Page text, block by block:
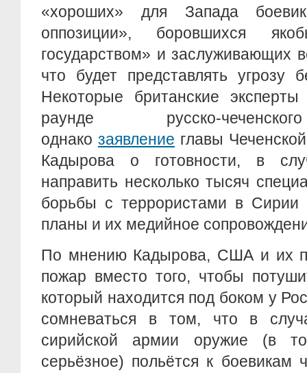
«хороших» для Запада
оппозиции», боровшихся
государством» и заслуживающих
что будет представлять угрозу
Некоторые британские
раунде русско-
однако заявление главы
Кадырова о готовности, в
направить несколько тысяч
борьбы с террористами в Сирии
планы и их медийное
По мнению Кадырова, США и их
пожар вместо того, чтобы
который находится под боком у
сомневаться в том, что в
сирийской армии оружие (в
серьёзное) польётся к